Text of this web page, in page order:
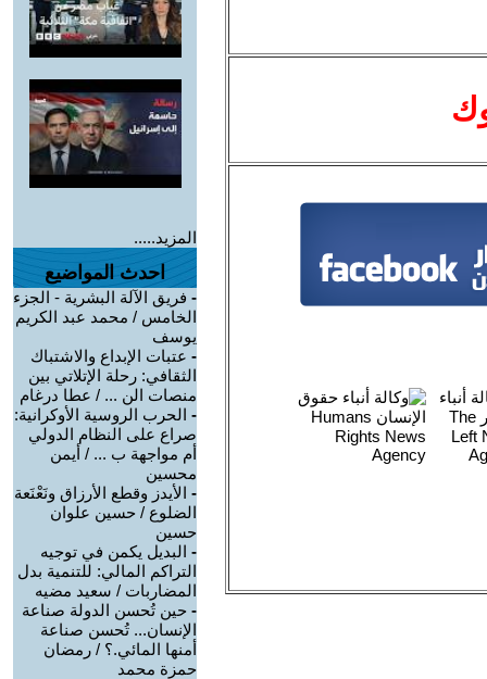
المزيد.....
احدث المواضيع
- فريق الآلة البشرية - الجزء
الخامس / محمد عبد الكريم
يوسف
- عتبات الإبداع والاشتباك
الثقافي: رحلة الإتلاتي بين
منصات الن ... / عطا درغام
- الحرب الروسية الأوكرانية:
صراع على النظام الدولي
أم مواجهة ب ... / أيمن
محسين
- الأيدز وقطع الأرزاق ونَعْنَعة
الضلوع / حسين علوان
حسين
- البديل يكمن في توجيه
التراكم المالي: للتنمية بدل
المضاربات / سعيد مضيه
- حين تُحسن الدولة صناعة
الإنسان... تُحسن صناعة
أمنها المائي.؟ / رمضان
حمزة محمد